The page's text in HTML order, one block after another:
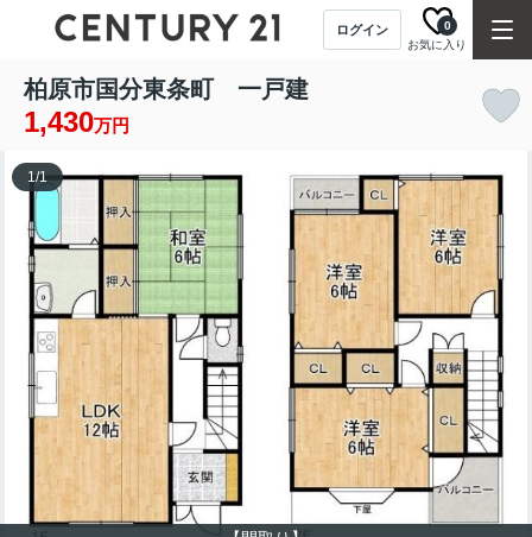
ログイン
お気に入り
0
柏原市国分東条町 一戸建
1,430万円
1/1